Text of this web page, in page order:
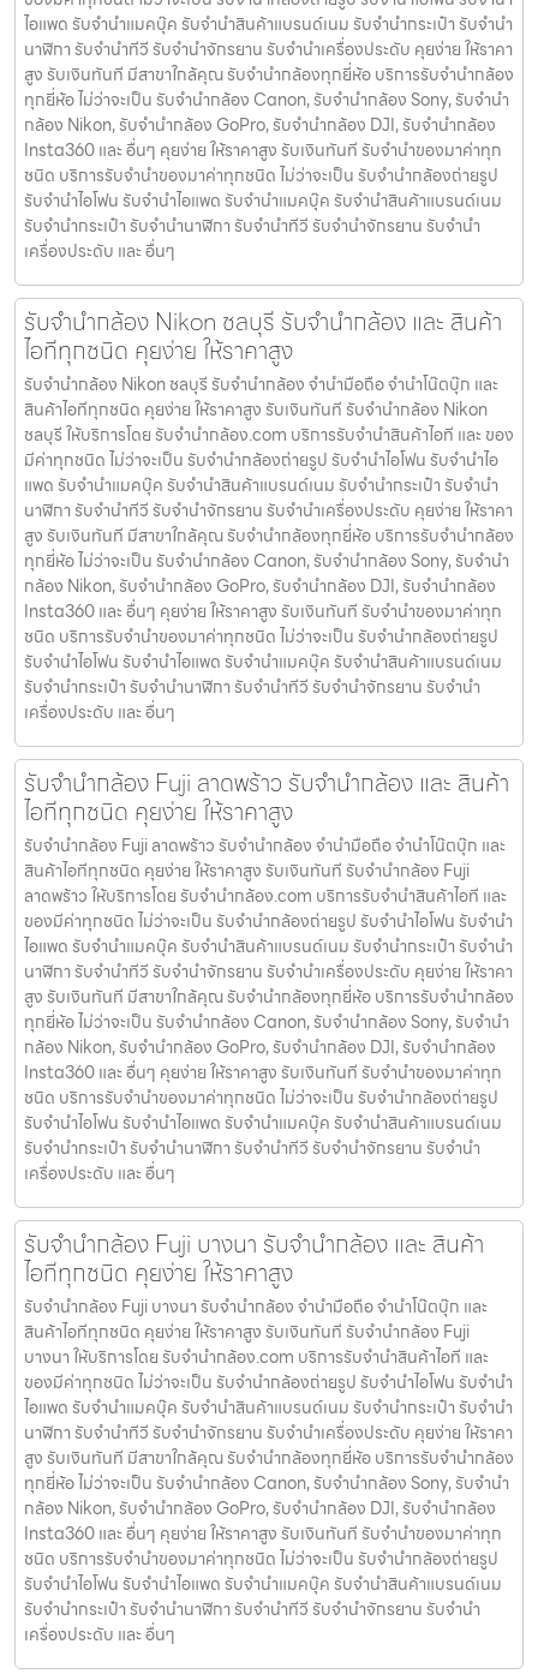
ไอแพด รับจํานําแมคบุ๊ค รับจํานําสินค้าแบรนด์เนม รับจํานํากระเป๋า รับจํานํา
นาฬิกา รับจํานําทีวี รับจํานําจักรยาน รับจํานําเครื่องประดับ คุยง่าย ให้ราคา
สูง รับเงินทันที มีสาขาใกล้คุณ รับจำนำกล้องทุกยี่ห้อ บริการรับจำนำกล้อง
ทุกยี่ห้อ ไม่ว่าจะเป็น รับจำนำกล้อง Canon, รับจำนำกล้อง Sony, รับจำนำ
กล้อง Nikon, รับจำนำกล้อง GoPro, รับจำนำกล้อง DJI, รับจำนำกล้อง
Insta360 และ อื่นๆ คุยง่าย ให้ราคาสูง รับเงินทันที รับจำนำของมาค่าทุก
ชนิด บริการรับจำนำของมาค่าทุกชนิด ไม่ว่าจะเป็น รับจํานํากล้องถ่ายรูป
รับจํานําไอโฟน รับจํานําไอแพด รับจํานําแมคบุ๊ค รับจํานําสินค้าแบรนด์เนม
รับจํานํากระเป๋า รับจํานํานาฬิกา รับจํานําทีวี รับจํานําจักรยาน รับจํานํา
เครื่องประดับ และ อื่นๆ
รับจำนำกล้อง Nikon ชลบุรี รับจํานํากล้อง และ สินค้า
ไอทีทุกชนิด คุยง่าย ให้ราคาสูง
รับจำนำกล้อง Nikon ชลบุรี รับจํานํากล้อง จำนำมือถือ จำนำโน๊ตบุ๊ก และ
สินค้าไอทีทุกชนิด คุยง่าย ให้ราคาสูง รับเงินทันที รับจำนำกล้อง Nikon
ชลบุรี ให้บริการโดย รับจํานํากล้อง.com บริการรับจํานําสินค้าไอที และ ของ
มีค่าทุกชนิด ไม่ว่าจะเป็น รับจํานํากล้องถ่ายรูป รับจํานําไอโฟน รับจํานําไอ
แพด รับจํานําแมคบุ๊ค รับจํานําสินค้าแบรนด์เนม รับจํานํากระเป๋า รับจํานํา
นาฬิกา รับจํานําทีวี รับจํานําจักรยาน รับจํานําเครื่องประดับ คุยง่าย ให้ราคา
สูง รับเงินทันที มีสาขาใกล้คุณ รับจำนำกล้องทุกยี่ห้อ บริการรับจำนำกล้อง
ทุกยี่ห้อ ไม่ว่าจะเป็น รับจำนำกล้อง Canon, รับจำนำกล้อง Sony, รับจำนำ
กล้อง Nikon, รับจำนำกล้อง GoPro, รับจำนำกล้อง DJI, รับจำนำกล้อง
Insta360 และ อื่นๆ คุยง่าย ให้ราคาสูง รับเงินทันที รับจำนำของมาค่าทุก
ชนิด บริการรับจำนำของมาค่าทุกชนิด ไม่ว่าจะเป็น รับจํานํากล้องถ่ายรูป
รับจํานําไอโฟน รับจํานําไอแพด รับจํานําแมคบุ๊ค รับจํานําสินค้าแบรนด์เนม
รับจํานํากระเป๋า รับจํานํานาฬิกา รับจํานําทีวี รับจํานําจักรยาน รับจํานํา
เครื่องประดับ และ อื่นๆ
รับจำนำกล้อง Fuji ลาดพร้าว รับจํานํากล้อง และ สินค้า
ไอทีทุกชนิด คุยง่าย ให้ราคาสูง
รับจำนำกล้อง Fuji ลาดพร้าว รับจํานํากล้อง จำนำมือถือ จำนำโน๊ตบุ๊ก และ
สินค้าไอทีทุกชนิด คุยง่าย ให้ราคาสูง รับเงินทันที รับจำนำกล้อง Fuji
ลาดพร้าว ให้บริการโดย รับจํานํากล้อง.com บริการรับจํานําสินค้าไอที และ
ของมีค่าทุกชนิด ไม่ว่าจะเป็น รับจํานํากล้องถ่ายรูป รับจํานําไอโฟน รับจํานํา
ไอแพด รับจํานําแมคบุ๊ค รับจํานําสินค้าแบรนด์เนม รับจํานํากระเป๋า รับจํานํา
นาฬิกา รับจํานําทีวี รับจํานําจักรยาน รับจํานําเครื่องประดับ คุยง่าย ให้ราคา
สูง รับเงินทันที มีสาขาใกล้คุณ รับจำนำกล้องทุกยี่ห้อ บริการรับจำนำกล้อง
ทุกยี่ห้อ ไม่ว่าจะเป็น รับจำนำกล้อง Canon, รับจำนำกล้อง Sony, รับจำนำ
กล้อง Nikon, รับจำนำกล้อง GoPro, รับจำนำกล้อง DJI, รับจำนำกล้อง
Insta360 และ อื่นๆ คุยง่าย ให้ราคาสูง รับเงินทันที รับจำนำของมาค่าทุก
ชนิด บริการรับจำนำของมาค่าทุกชนิด ไม่ว่าจะเป็น รับจํานํากล้องถ่ายรูป
รับจํานําไอโฟน รับจํานําไอแพด รับจํานําแมคบุ๊ค รับจํานําสินค้าแบรนด์เนม
รับจํานํากระเป๋า รับจํานํานาฬิกา รับจํานําทีวี รับจํานําจักรยาน รับจํานํา
เครื่องประดับ และ อื่นๆ
รับจำนำกล้อง Fuji บางนา รับจํานํากล้อง และ สินค้า
ไอทีทุกชนิด คุยง่าย ให้ราคาสูง
รับจำนำกล้อง Fuji บางนา รับจํานํากล้อง จำนำมือถือ จำนำโน๊ตบุ๊ก และ
สินค้าไอทีทุกชนิด คุยง่าย ให้ราคาสูง รับเงินทันที รับจำนำกล้อง Fuji
บางนา ให้บริการโดย รับจํานํากล้อง.com บริการรับจํานําสินค้าไอที และ
ของมีค่าทุกชนิด ไม่ว่าจะเป็น รับจํานํากล้องถ่ายรูป รับจํานําไอโฟน รับจํานํา
ไอแพด รับจํานําแมคบุ๊ค รับจํานําสินค้าแบรนด์เนม รับจํานํากระเป๋า รับจํานํา
นาฬิกา รับจํานําทีวี รับจํานําจักรยาน รับจํานําเครื่องประดับ คุยง่าย ให้ราคา
สูง รับเงินทันที มีสาขาใกล้คุณ รับจำนำกล้องทุกยี่ห้อ บริการรับจำนำกล้อง
ทุกยี่ห้อ ไม่ว่าจะเป็น รับจำนำกล้อง Canon, รับจำนำกล้อง Sony, รับจำนำ
กล้อง Nikon, รับจำนำกล้อง GoPro, รับจำนำกล้อง DJI, รับจำนำกล้อง
Insta360 และ อื่นๆ คุยง่าย ให้ราคาสูง รับเงินทันที รับจำนำของมาค่าทุก
ชนิด บริการรับจำนำของมาค่าทุกชนิด ไม่ว่าจะเป็น รับจํานํากล้องถ่ายรูป
รับจํานําไอโฟน รับจํานําไอแพด รับจํานําแมคบุ๊ค รับจํานําสินค้าแบรนด์เนม
รับจํานํากระเป๋า รับจํานํานาฬิกา รับจํานําทีวี รับจํานําจักรยาน รับจํานํา
เครื่องประดับ และ อื่นๆ